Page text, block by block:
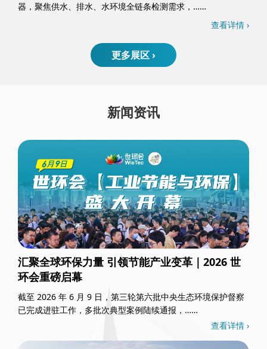
器，聚焦供水、排水、水环境全链条检测需求，……
查看详情 ›
更多展区 ›
新闻资讯
汇聚全球环保力量 引领节能产业变革｜2026 世
环会重磅启幕
截至 2026 年 6 月 9 日，第三轮第六批中央生态环境保护督察
已完成进驻工作，多批次典型案例陆续通报，……
查看详情 ›